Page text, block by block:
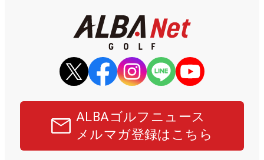
ALBAゴルフニュース
メルマガ登録はこちら